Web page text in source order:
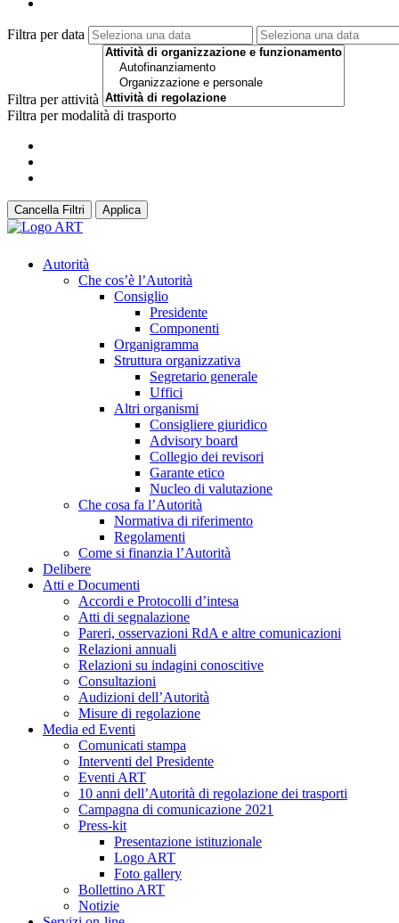
Filtra per data
Filtra per attività
Filtra per modalità di trasporto
Cancella Filtri Applica
Autorità
Che cos’è l’Autorità
Consiglio
Presidente
Componenti
Organigramma
Struttura organizzativa
Segretario generale
Uffici
Altri organismi
Consigliere giuridico
Advisory board
Collegio dei revisori
Garante etico
Nucleo di valutazione
Che cosa fa l’Autorità
Normativa di riferimento
Regolamenti
Come si finanzia l’Autorità
Delibere
Atti e Documenti
Accordi e Protocolli d’intesa
Atti di segnalazione
Pareri, osservazioni RdA e altre comunicazioni
Relazioni annuali
Relazioni su indagini conoscitive
Consultazioni
Audizioni dell’Autorità
Misure di regolazione
Media ed Eventi
Comunicati stampa
Interventi del Presidente
Eventi ART
10 anni dell’Autorità di regolazione dei trasporti
Campagna di comunicazione 2021
Press-kit
Presentazione istituzionale
Logo ART
Foto gallery
Bollettino ART
Notizie